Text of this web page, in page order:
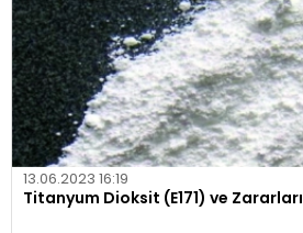
13.06.2023 16:19
Titanyum Dioksit (E171) ve Zararları